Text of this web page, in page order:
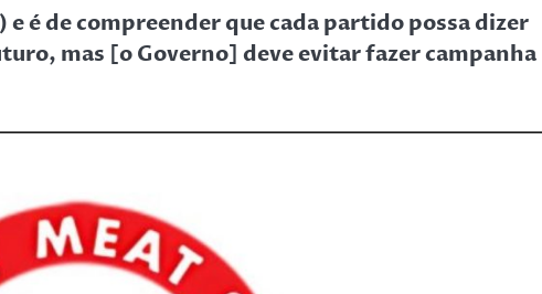
é de compreender que cada partido possa dizer
mas [o Governo] deve evitar fazer campanha